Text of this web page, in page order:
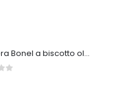
Cerniera Bonel a biscotto ol sat. c/arr art.130